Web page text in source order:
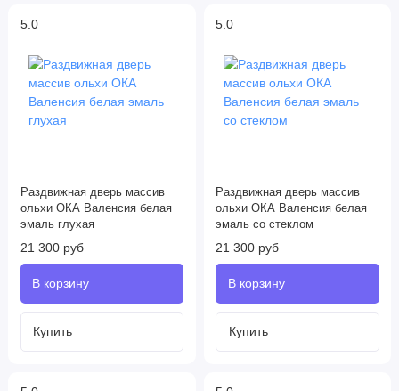
5.0
Раздвижная дверь массив
ольхи ОКА Валенсия белая
эмаль глухая
21 300 руб
5.0
Раздвижная дверь массив
ольхи ОКА Валенсия белая
эмаль со стеклом
21 300 руб